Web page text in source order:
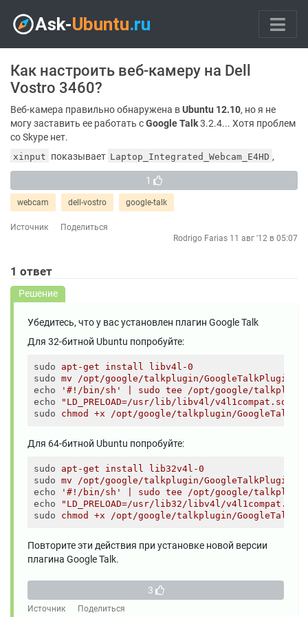
Как настроить веб-камеру на Dell
Vostro 3460?
Веб-камера правильно обнаружена вUbuntu 12.10, но я не
могу заставить ее работать сGoogle Talk3.2.4... Хотя проблем
со Skype нет.
xinput показывает Laptop_Integrated_Webcam_E4HD ,
1
webcam dell-vostro google-talk
Источник
Поделиться
Rodrigo Farias 11 авг '12 в 05:07
1 ответ
Решение
Убедитесь, что у вас установлен плагин Google Talk
Для 32-битной Ubuntu попробуйте:
sudo
apt-get install libv4l-0
sudo
mv /opt/google/talkplugin/GoogleTalkPlugin
echo
'#!/bin/sh' | sudo tee /opt/google/talkplugin/
echo
"LD_PRELOAD=/usr/lib/libv4l/
sudo
chmod +x /opt/google/talkplugin/
Для 64-битной Ubuntu попробуйте:
sudo
apt-get install lib32v4l-0
sudo
mv /opt/google/talkplugin/GoogleTalkPlugin
echo
'#!/bin/sh' | sudo tee /opt/google/talkplugin/
echo
"LD_PRELOAD=/usr/lib32/libv4l/
sudo
chmod +x /opt/google/talkplugin/
Повторите эти действия при установке новой версии
плагина Google Talk.
3
Источник Поделиться